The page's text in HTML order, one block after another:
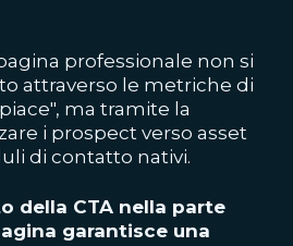
professionale non si
attraverso le metriche di
ma tramite la
i prospect verso asset
di contatto nativi.
della CTA nella parte
garantisce una